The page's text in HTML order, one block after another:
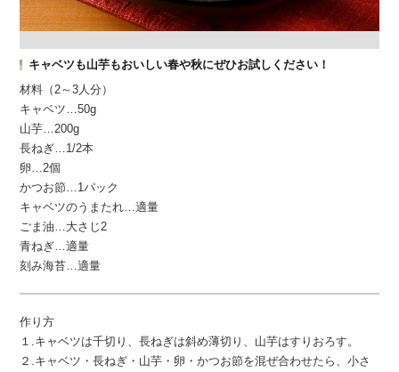
キャベツも山芋もおいしい春や秋にぜひお試しください！
材料（2～3人分）
キャベツ…50g
山芋…200g
長ねぎ…1/2本
卵…2個
かつお節…1パック
キャベツのうまたれ…適量
ごま油…大さじ2
青ねぎ…適量
刻み海苔…適量
作り方
１.キャベツは千切り、長ねぎは斜め薄切り、山芋はすりおろす。
２.キャベツ・長ねぎ・山芋・卵・かつお節を混ぜ合わせたら、小さ